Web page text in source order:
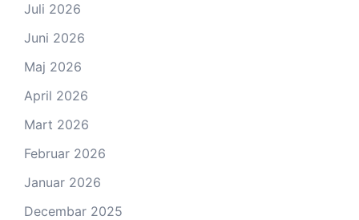
Juli 2026
Juni 2026
Maj 2026
April 2026
Mart 2026
Februar 2026
Januar 2026
Decembar 2025